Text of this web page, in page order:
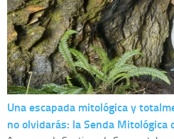
Una escapada mitológica y
no olvidarás: la Senda Mitológica